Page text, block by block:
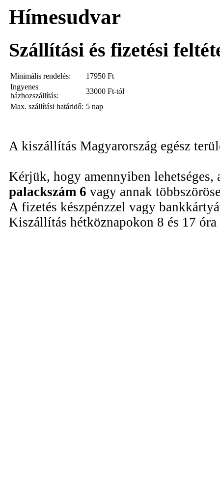
Hímesudvar
Szállítási és fizetési
Minimális rendelés: 17950 Ft
Ingyenes
házhozszállítás:
33000 Ft-tól
Max. szállítási határidő: 5 nap
A kiszállítás Magyarország egész
Kérjük, hogy amennyiben lehetséges,
palackszám 6 vagy annak
A fizetés készpénzzel vagy
Kiszállítás hétköznapokon 8 és 17